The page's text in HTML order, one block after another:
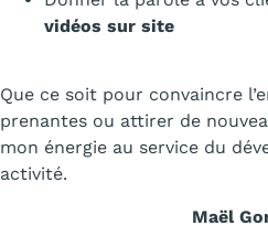
vidéos sur site
Que ce soit pour convaincre
prenantes ou attirer de
mon énergie au service du
activité.
Maël